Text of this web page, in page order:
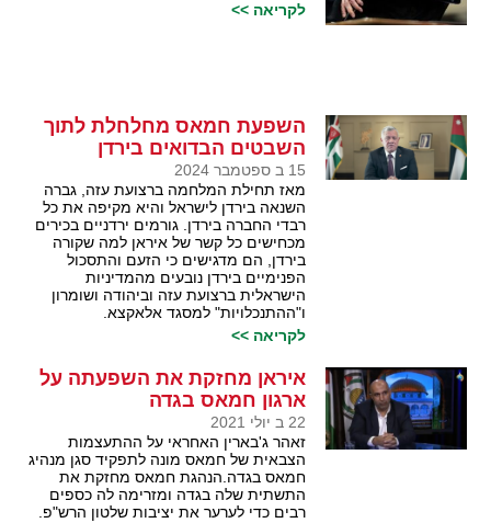
לקריאה >>
השפעת חמאס מחלחלת לתוך
השבטים הבדואים בירדן
15 ב ספטמבר 2024
מאז תחילת המלחמה ברצועת עזה, גברה
השנאה בירדן לישראל והיא מקיפה את כל
רבדי החברה בירדן. גורמים ירדניים בכירים
מכחישים כל קשר של איראן למה שקורה
בירדן, הם מדגישים כי הזעם והתסכול
הפנימיים בירדן נובעים מהמדיניות
הישראלית ברצועת עזה וביהודה ושומרון
ו"ההתנכלויות" למסגד אלאקצא.
לקריאה >>
איראן מחזקת את השפעתה על
ארגון חמאס בגדה
22 ב יולי 2021
זאהר ג'בארין האחראי על ההתעצמות
הצבאית של חמאס מונה לתפקיד סגן מנהיג
חמאס בגדה.הנהגת חמאס מחזקת את
התשתית שלה בגדה ומזרימה לה כספים
רבים כדי לערער את יציבות שלטון הרש"פ.